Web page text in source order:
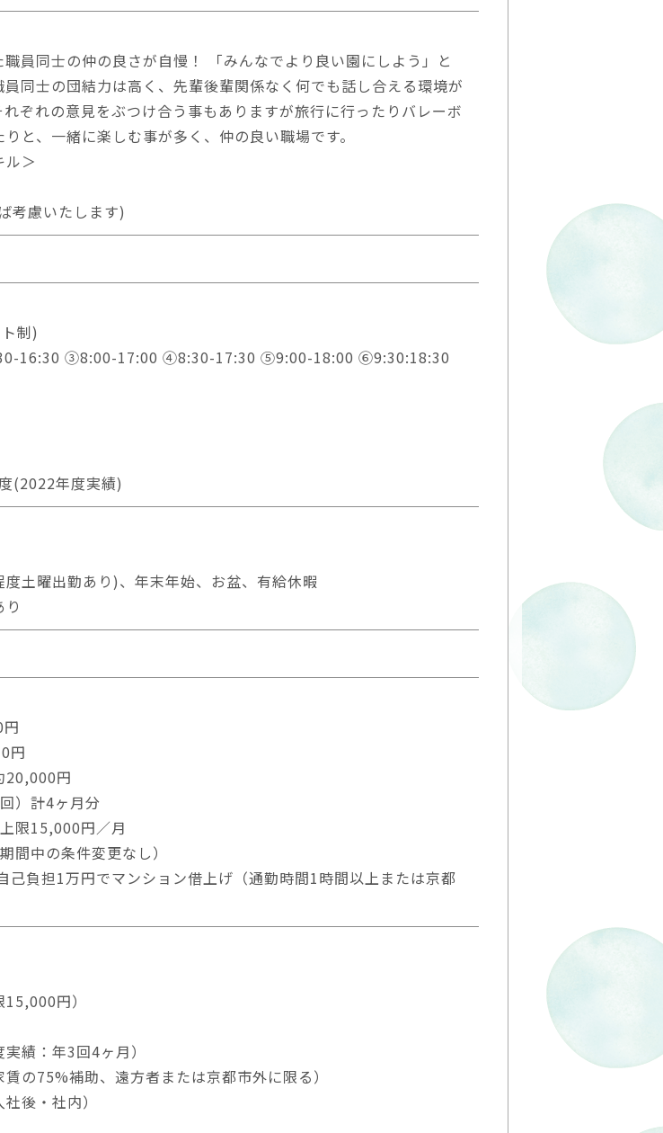
員同士の仲の良さが自慢！ 「みんなでより良い園にしよう」と
員同士の団結力は高く、先輩後輩関係なく何でも話し合える環境が
れぞれの意見をぶつけ合う事もありますが旅行に行ったりバレーボ
と、一緒に楽しむ事が多く、仲の良い職場です。
ル＞
考慮いたします)
制)
16:30 ③8:00-17:00 ④8:30-17:30 ⑤9:00-18:00 ⑥9:30:18:30
(2022年度実績)
土曜出勤あり)、年末年始、お盆、有給休暇
円
20,000円
）計4ヶ月分
限15,000円／月
間中の条件変更なし）
己負担1万円でマンション借上げ（通勤時間1時間以上または京都
円）
績：年3回4ヶ月）
賃の75%補助、遠方者または京都市外に限る）
後・社内）